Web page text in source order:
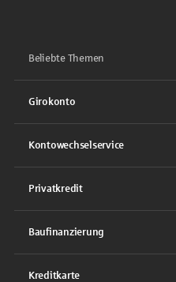
Beliebte Themen
Girokonto
Kontowechselservice
Privatkredit
Baufinanzierung
Kreditkarte